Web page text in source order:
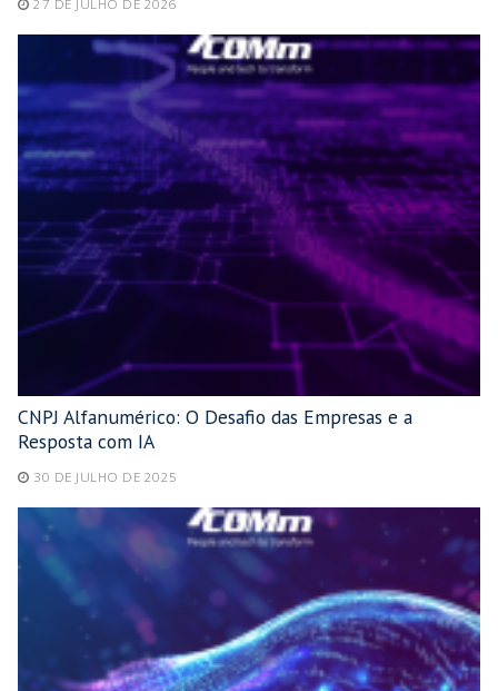
27 DE JULHO DE 2026
CNPJ Alfanumérico: O Desafio das Empresas e a
Resposta com IA
30 DE JULHO DE 2025